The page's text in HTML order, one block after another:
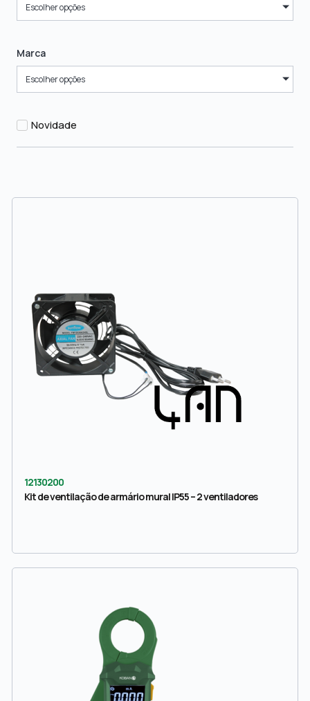
Escolher opções
Marca
Escolher opções
Novidade
12130200
Kit de ventilação de armário mural IP55 – 2 ventiladores